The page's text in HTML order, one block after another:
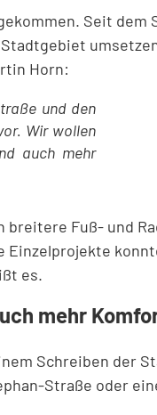
Seit dem
Horn:
und den
Wir wollen
auch mehr
breitere Fuß- und
es.
mehr
Schreiben der
Straße oder